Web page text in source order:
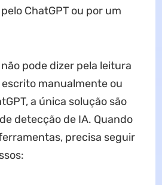
ChatGPT ou por um
pode dizer pela leitura
manualmente ou
a única solução são
detecção de IA. Quando
precisa seguir